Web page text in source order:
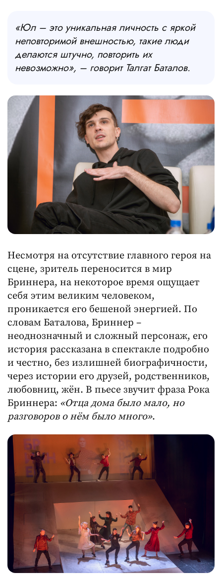
«Юл – это уникальная личность с яркой
неповторимой внешностью, такие люди
делаются штучно, повторить их
невозможно», – говорит Талгат Баталов.
Несмотря на отсутствие главного героя на
сцене, зритель переносится в мир
Бриннера, на некоторое время ощущает
себя этим великим человеком,
проникается его бешеной энергией. По
словам Баталова, Бриннер –
неоднозначный и сложный персонаж, его
история рассказана в спектакле подробно
и честно, без излишней биографичности,
через истории его друзей, родственников,
любовниц, жён. В пьесе звучит фраза Рока
Бриннера: «Отца дома было мало, но
разговоров о нём было много».